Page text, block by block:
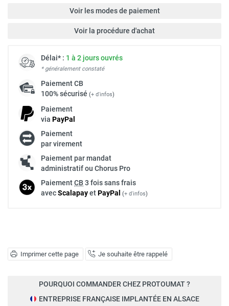
Imprimer cette page Je souhaite être rappelé
Voir les modes de paiement
Voir la procédure d'achat
Délai* : 1 à 2 jours ouvrés
* généralement constaté
PaiementCB
100% sécurisé (+ d'infos)
Paiement
via PayPal
Paiement
par virement
Paiement par mandat
administratif ou Chorus Pro
PaiementCB 3 fois sans frais
avecScalapayetPayPal (+ d'infos)
POURQUOI COMMANDER CHEZ PROTOUMAT ?
ENTREPRISE FRANÇAISE IMPLANTÉE EN ALSACE